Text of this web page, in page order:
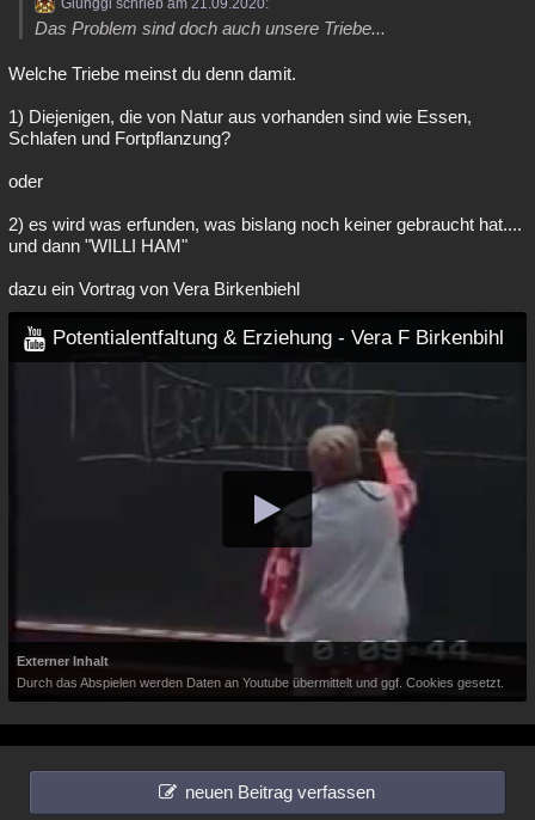
Glünggi schrieb am 21.09.2020:
Das Problem sind doch auch unsere Triebe...
Welche Triebe meinst du denn damit.
1) Diejenigen, die von Natur aus vorhanden sind wie Essen,
Schlafen und Fortpflanzung?
oder
2) es wird was erfunden, was bislang noch keiner gebraucht hat....
und dann "WILLI HAM"
dazu ein Vortrag von Vera Birkenbiehl
Potentialentfaltung & Erziehung - Vera F Birkenbihl
Externer Inhalt
Durch das Abspielen werden Daten an Youtube übermittelt und ggf. Cookies gesetzt.
neuen Beitrag verfassen